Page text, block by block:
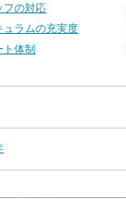
フの対応
ュラムの充実度
体制